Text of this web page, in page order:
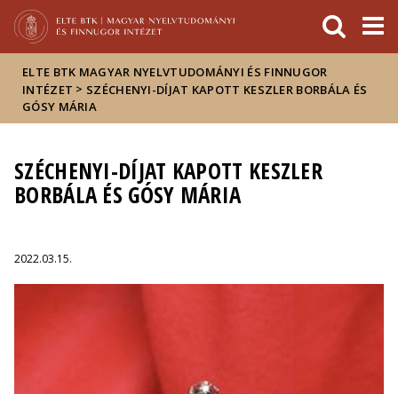
Hírek
Események
ELTE a
sajtóban
ELTE BTK MAGYAR NYELVTUDOMÁNYI ÉS FINNUGOR
INTÉZET > SZÉCHENYI-DÍJAT KAPOTT KESZLER BORBÁLA ÉS
GÓSY MÁRIA
SZÉCHENYI-DÍJAT KAPOTT KESZLER
BORBÁLA ÉS GÓSY MÁRIA
2022.03.15.